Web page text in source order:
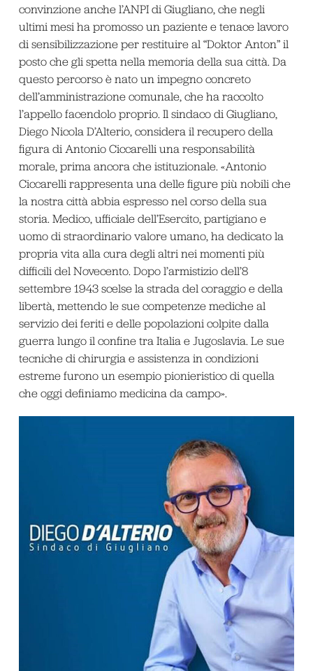
convinzione anche l’ANPI di Giugliano, che negli
ultimi mesi ha promosso un paziente e tenace lavoro
di sensibilizzazione per restituire al “Doktor Anton” il
posto che gli spetta nella memoria della sua città. Da
questo percorso è nato un impegno concreto
dell’amministrazione comunale, che ha raccolto
l’appello facendolo proprio. Il sindaco di Giugliano,
Diego Nicola D’Alterio, considera il recupero della
figura di Antonio Ciccarelli una responsabilità
morale, prima ancora che istituzionale. «Antonio
Ciccarelli rappresenta una delle figure più nobili che
la nostra città abbia espresso nel corso della sua
storia. Medico, ufficiale dell’Esercito, partigiano e
uomo di straordinario valore umano, ha dedicato la
propria vita alla cura degli altri nei momenti più
difficili del Novecento. Dopo l’armistizio dell’8
settembre 1943 scelse la strada del coraggio e della
libertà, mettendo le sue competenze mediche al
servizio dei feriti e delle popolazioni colpite dalla
guerra lungo il confine tra Italia e Jugoslavia. Le sue
tecniche di chirurgia e assistenza in condizioni
estreme furono un esempio pionieristico di quella
che oggi definiamo medicina da campo».